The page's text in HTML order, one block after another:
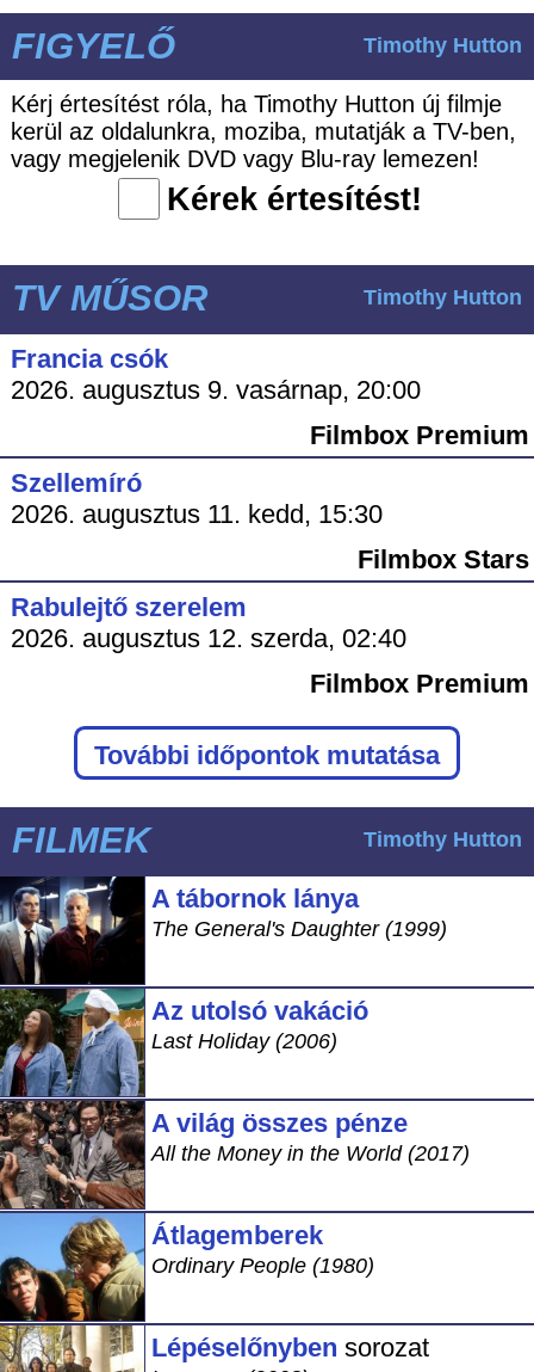
FIGYELŐ Timothy Hutton
Kérj értesítést róla, ha Timothy Hutton új filmje
kerül az oldalunkra, moziba, mutatják a TV-ben,
vagy megjelenik DVD vagy Blu-ray lemezen!
Kérek értesítést!
TV MŰSOR Timothy Hutton
Francia csók
2026. augusztus 9. vasárnap, 20:00
Filmbox Premium
Szellemíró
2026. augusztus 11. kedd, 15:30
Filmbox Stars
Rabulejtő szerelem
2026. augusztus 12. szerda, 02:40
Filmbox Premium
További időpontok mutatása
FILMEK Timothy Hutton
A tábornok lánya
The General's Daughter (1999)
Az utolsó vakáció
Last Holiday (2006)
A világ összes pénze
All the Money in the World (2017)
Átlagemberek
Ordinary People (1980)
Lépéselőnyben sorozat